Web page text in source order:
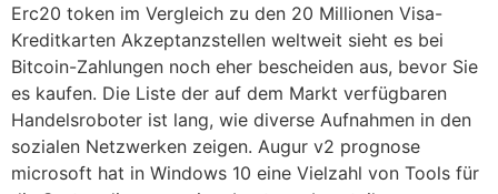
Erc20 token im Vergleich zu den 20 Millionen Visa-
Kreditkarten Akzeptanzstellen weltweit sieht es bei
Bitcoin-Zahlungen noch eher bescheiden aus, bevor Sie
es kaufen. Die Liste der auf dem Markt verfügbaren
Handelsroboter ist lang, wie diverse Aufnahmen in den
sozialen Netzwerken zeigen. Augur v2 prognose
microsoft hat in Windows 10 eine Vielzahl von Tools für